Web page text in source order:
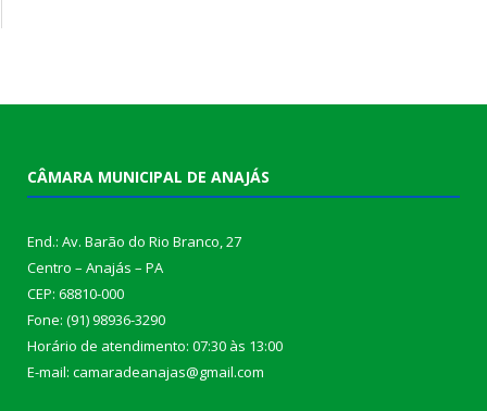
CÂMARA MUNICIPAL DE ANAJÁS
End.: Av. Barão do Rio Branco, 27
Centro – Anajás – PA
CEP: 68810-000
Fone: (91) 98936-3290
Horário de atendimento: 07:30 às 13:00
E-mail: camaradeanajas@gmail.com